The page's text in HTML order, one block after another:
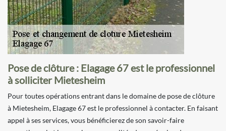
Pose de clôture : Elagage 67 est le professionnel
à solliciter Mietesheim
Pour toutes opérations entrant dans le domaine de pose de clôture
à Mietesheim, Elagage 67 est le professionnel à contacter. En faisant
appel à ses services, vous bénéficierez de son savoir-faire